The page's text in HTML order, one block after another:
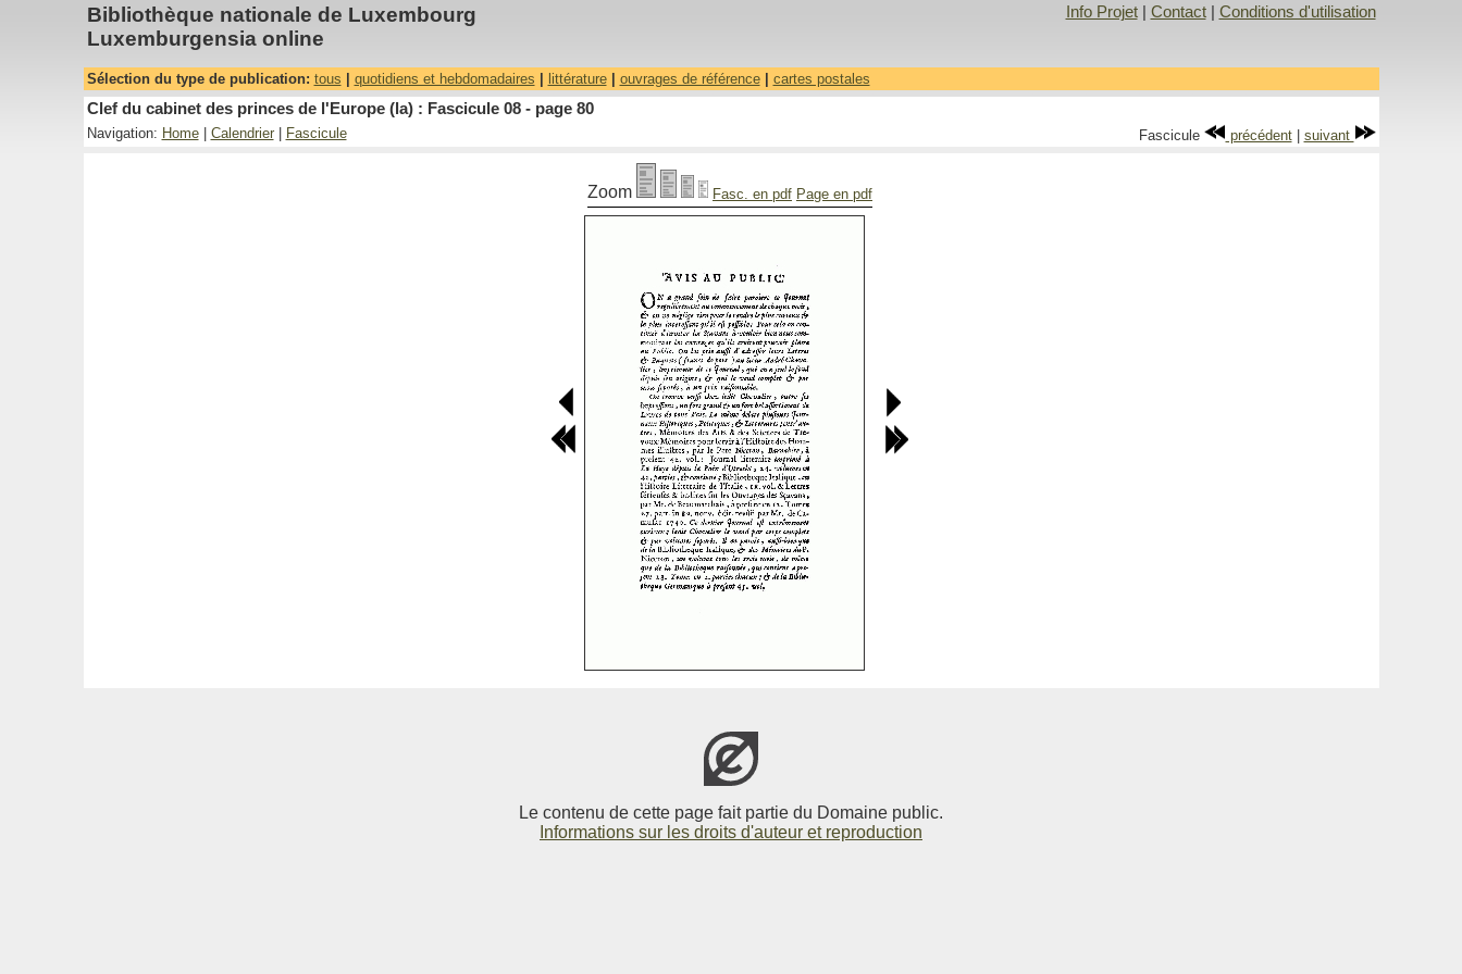
Bibliothèque nationale de Luxembourg
Luxemburgensia online
Info Projet| Contact| Conditions d'utilisation
Sélection du type de publication: tous quotidiens et hebdomadaires littérature| ouvrages de référence| cartes postales
Clef du cabinet des princes de l'Europe (la) : Fascicule 08 - page 80
Navigation: Home| Calendrier| Fascicule Fascicule précédent| suivant
Zoom Fasc. en pdf Page en pdf
Le contenu de cette page fait partie du Domaine public.
Informations sur les droits d'auteur et reproduction